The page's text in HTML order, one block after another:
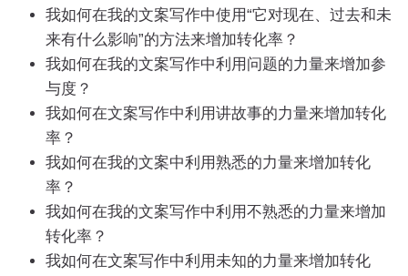
我如何在我的文案写作中使用“它对现在、过去和未
来有什么影响”的方法来增加转化率？
我如何在我的文案写作中利用问题的力量来增加参
与度？
我如何在文案写作中利用讲故事的力量来增加转化
率？
我如何在我的文案中利用熟悉的力量来增加转化
率？
我如何在我的文案写作中利用不熟悉的力量来增加
转化率？
我如何在文案写作中利用未知的力量来增加转化